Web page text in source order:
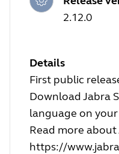
2.12.0
Details
First public
Download Jabra
language on your
Read more
https://